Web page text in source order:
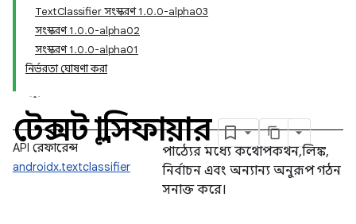
TextClassifier সংস্করণ 1.0.0-alpha03
সংস্করণ 1.0.0-alpha02
সংস্করণ 1.0.0-alpha01
নির্ভরতা ঘোষণা করা
টেক্সট ক্লাসিফায়ার
API রেফারেন্স
androidx.textclassifier
পাঠ্যের মধ্যে কথোপকথন, লিঙ্ক,
নির্বাচন এবং অন্যান্য অনুরূপ গঠন
সনাক্ত করে।